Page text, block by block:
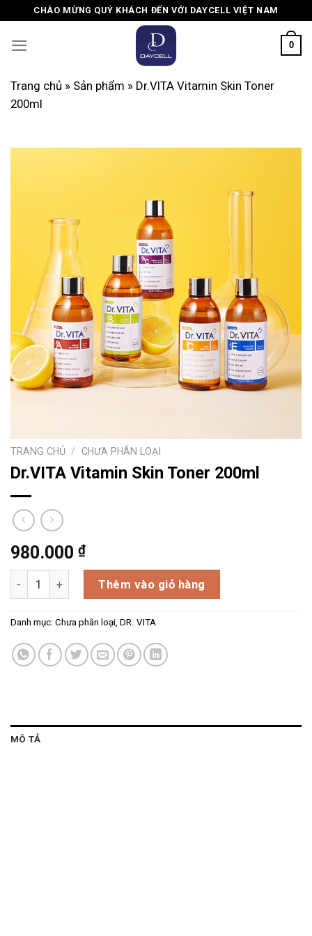
content
CHÀO MỪNG QUÝ KHÁCH ĐẾN VỚI DAYCELL VIỆT NAM
0
Trang chủ » Sản phẩm » Dr.VITA Vitamin Skin Toner
200ml
TRANG CHỦ / CHƯA PHÂN LOẠI
Dr.VITA Vitamin Skin Toner 200ml
980.000 ₫
Dr.VITA Vitamin Skin Toner 200ml số lượng
Thêm vào giỏ hàng
Danh mục: Chưa phân loại, DR. VITA
MÔ TẢ